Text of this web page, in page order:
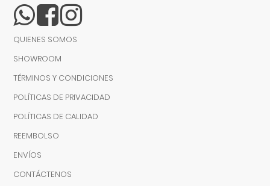
QUIENES SOMOS
SHOWROOM
TÉRMINOS Y CONDICIONES
POLÍTICAS DE PRIVACIDAD
POLÍTICAS DE CALIDAD
REEMBOLSO
ENVÍOS
CONTÁCTENOS